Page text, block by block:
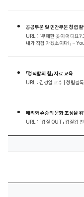
공공부문 및 민간부문 청렴
URL : 「부패한 곳이 어디요
내가 직접 가겠소이다!」 –
「정직함의 힘」 자료 교육
URL : 김경일 교수 | 청렴필
배려와 존중의 문화 조성을
URL : 「갑질 OUT」 갑질왕